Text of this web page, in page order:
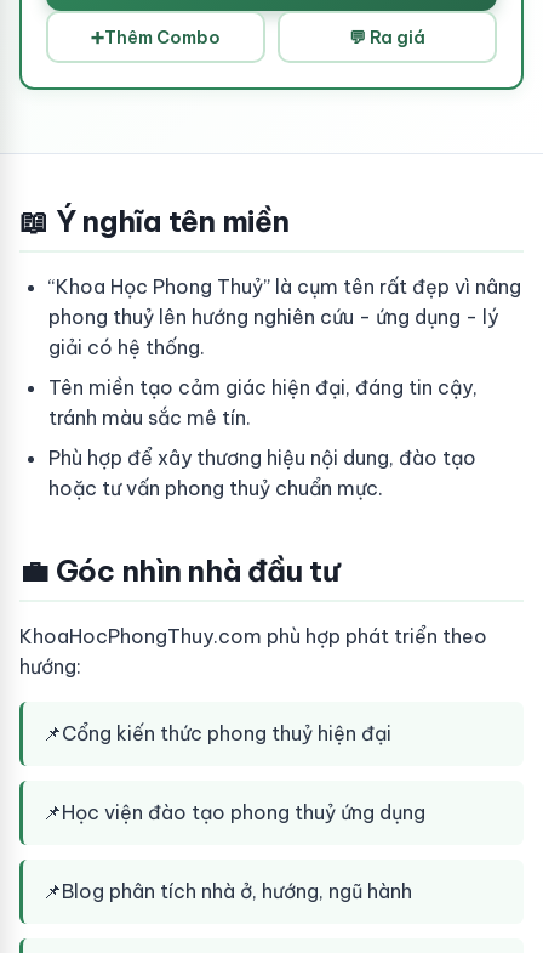
➕Thêm Combo 💬 Ra giá
📖 Ý nghĩa tên miền
“Khoa Học Phong Thuỷ” là cụm tên rất đẹp vì nâng
phong thuỷ lên hướng nghiên cứu - ứng dụng - lý
giải có hệ thống.
Tên miền tạo cảm giác hiện đại, đáng tin cậy,
tránh màu sắc mê tín.
Phù hợp để xây thương hiệu nội dung, đào tạo
hoặc tư vấn phong thuỷ chuẩn mực.
💼 Góc nhìn nhà đầu tư
KhoaHocPhongThuy.com phù hợp phát triển theo
hướng:
📌Cổng kiến thức phong thuỷ hiện đại
📌Học viện đào tạo phong thuỷ ứng dụng
📌Blog phân tích nhà ở, hướng, ngũ hành